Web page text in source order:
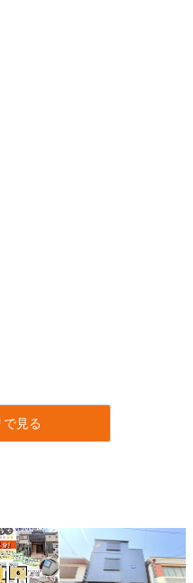
で見る